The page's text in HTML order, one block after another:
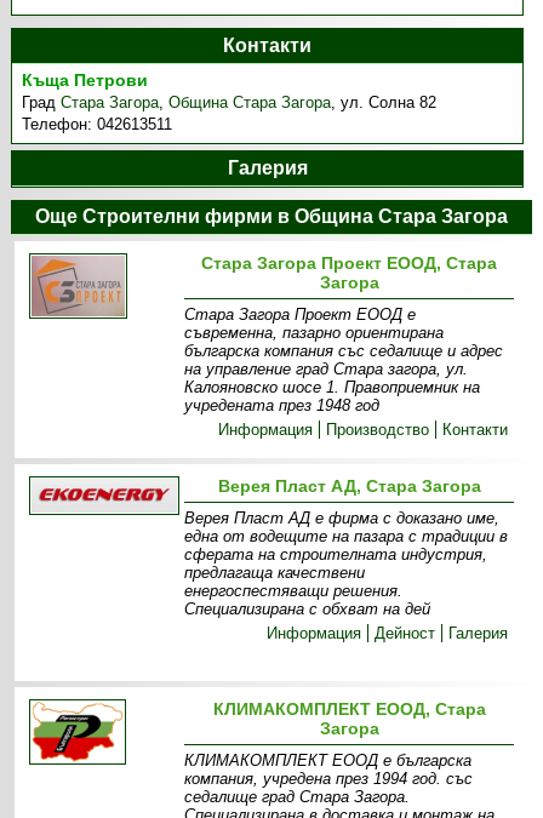
Контакти
Къща Петрови
ГрадСтара Загора,Община Стара Загора,ул. Солна 82
Телефон:042613511
Галерия
Още Строителни фирми в Община Стара Загора
Стара Загора Проект ЕООД, Стара
Загора
Стара Загора Проект ЕООД е
съвременна, пазарно ориентирана
българска компания със седалище и адрес
на управление град Стара загора, ул.
Калояновско шосе 1. Правоприемник на
учредената през 1948 год
Информация
Производство Контакти
Верея Пласт АД, Стара Загора
Верея Пласт АД е фирма с доказано име,
една от водещите на пазара с традиции в
сферата на строителната индустрия,
предлагаща качествени
енергоспестяващи решения.
Специализирана с обхват на дей
Информация
Дейност Галерия
КЛИМАКОМПЛЕКТ ЕООД, Стара
Загора
КЛИМАКОМПЛЕКТ ЕООД е българска
компания, учредена през 1994 год. със
седалище град Стара Загора.